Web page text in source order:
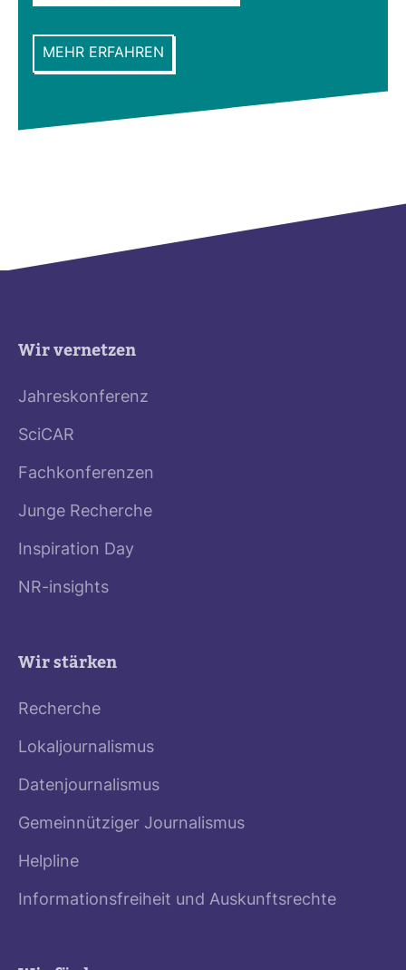
MEHR ERFAHREN
Wir vernetzen
Jahreskonferenz
SciCAR
Fachkonferenzen
Junge Recherche
Inspiration Day
NR-insights
Wir stärken
Recherche
Lokaljournalismus
Datenjournalismus
Gemeinnütziger Journalismus
Helpline
Informationsfreiheit und Auskunftsrechte